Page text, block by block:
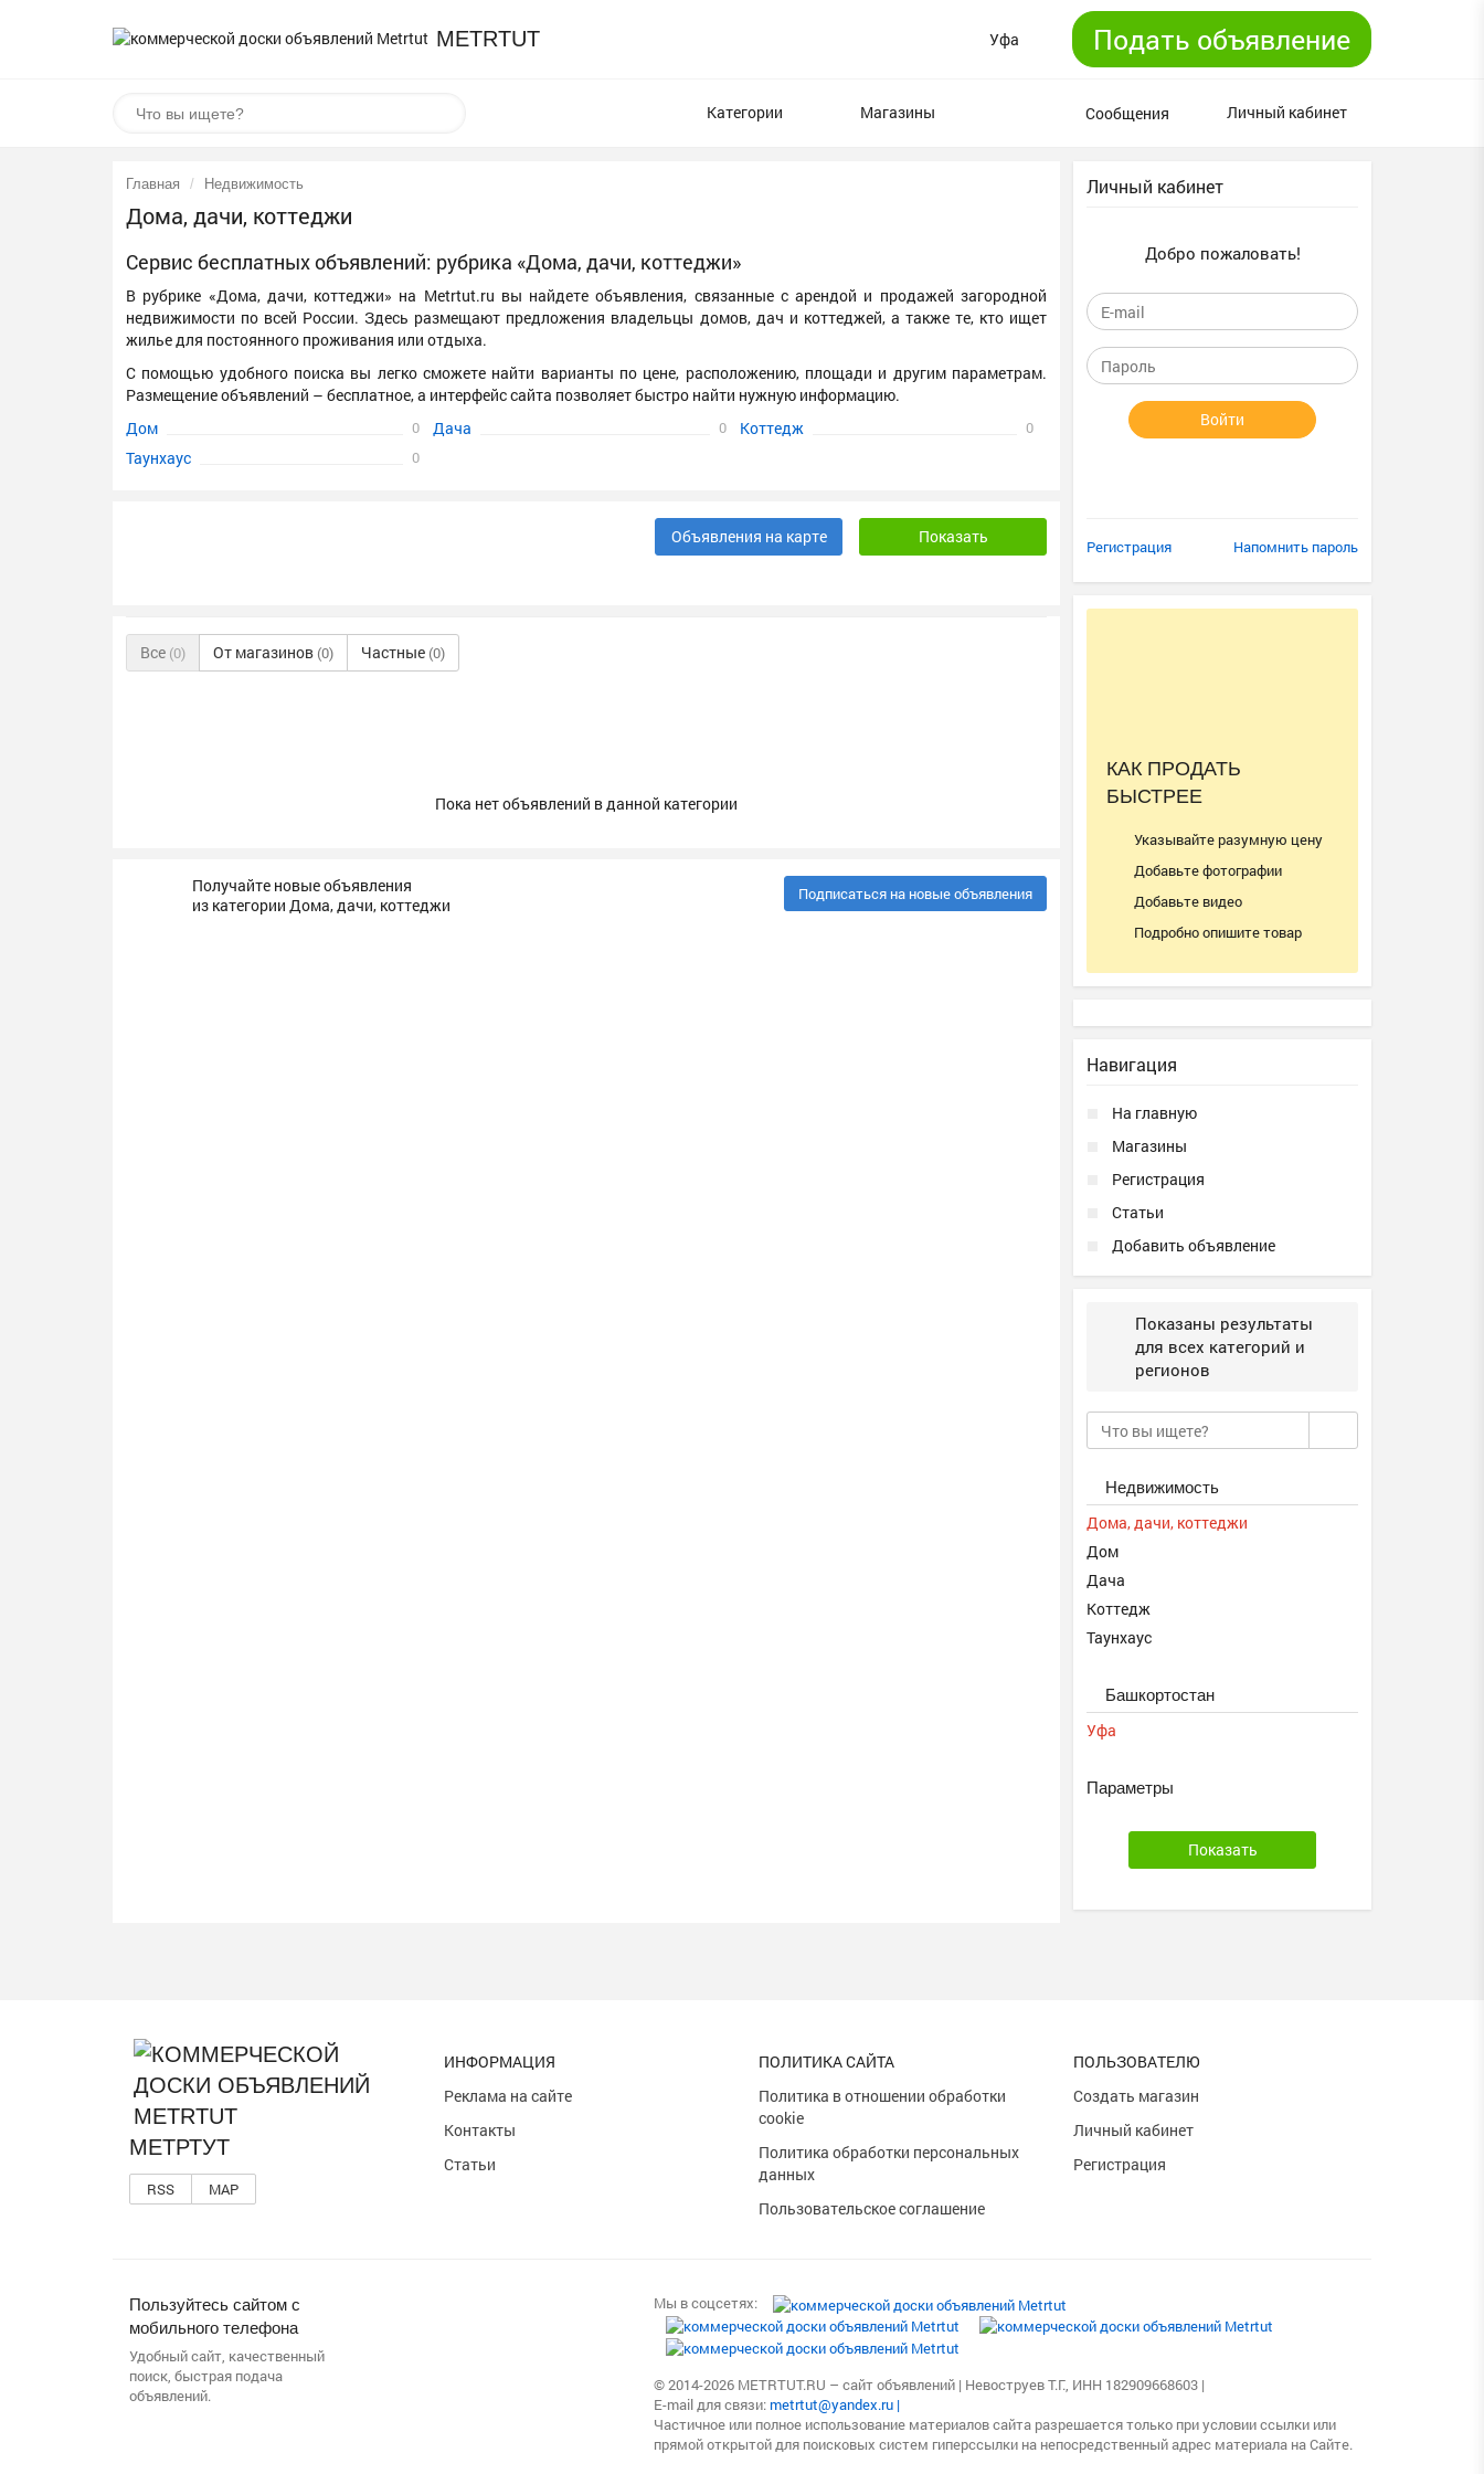
METRTUT Уфа Подать объявление
Категории Магазины Сообщения Личный кабинет
Главная Недвижимость
Дома, дачи, коттеджи
Сервис бесплатных объявлений: рубрика «Дома, дачи, коттеджи»
В рубрике «Дома, дачи, коттеджи» на Metrtut.ru вы найдете объявления, связанные с арендой и продажей загородной
недвижимости по всей России. Здесь размещают предложения владельцы домов, дач и коттеджей, а также те, кто ищет
жилье для постоянного проживания или отдыха.
С помощью удобного поиска вы легко сможете найти варианты по цене, расположению, площади и другим параметрам.
Размещение объявлений – бесплатное, а интерфейс сайта позволяет быстро найти нужную информацию.
Дом
0 Дача 0 Коттедж 0
Таунхаус 0
Объявления на карте
Все (0) От магазинов (0) Частные (0)
Пока нет объявлений в данной категории
Получайте новые объявления
из категории Дома, дачи, коттеджи
Подписаться на новые объявления
Личный кабинет
Добро пожаловать!
Войти
Регистрация Напомнить пароль
КАК ПРОДАТЬ
БЫСТРЕЕ
Указывайте разумную цену
Добавьте фотографии
Добавьте видео
Подробно опишите товар
Навигация
На главную
Магазины
Регистрация
Статьи
Добавить объявление
Показаны результаты
для всех категорий и
регионов
Недвижимость
Дома, дачи, коттеджи
Дом
Дача
Коттедж
Таунхаус
Башкортостан
Уфа
Параметры
МЕТРТУТ
RSS MAP
ИНФОРМАЦИЯ
Реклама на сайте
Контакты
Статьи
ПОЛИТИКА САЙТА
Политика в отношении обработки
cookie
Политика обработки персональных
данных
Пользовательское соглашение
ПОЛЬЗОВАТЕЛЮ
Создать магазин
Личный кабинет
Регистрация
Пользуйтесь сайтом с
мобильного телефона
Удобный сайт, качественный
поиск, быстрая подача
объявлений.
Мы в соцсетях:
© 2014-2026 METRTUT.RU – сайт объявлений | Невоструев Т.Г., ИНН 182909668603 |
E-mail для связи:metrtut@yandex.ru |
Частичное или полное использование материалов сайта разрешается только при условии ссылки или
прямой открытой для поисковых систем гиперссылки на непосредственный адрес материала на Сайте.